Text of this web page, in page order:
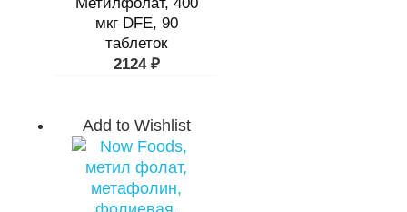
мкг DFE, 90
таблеток
2124 ₽
Add to Wishlist